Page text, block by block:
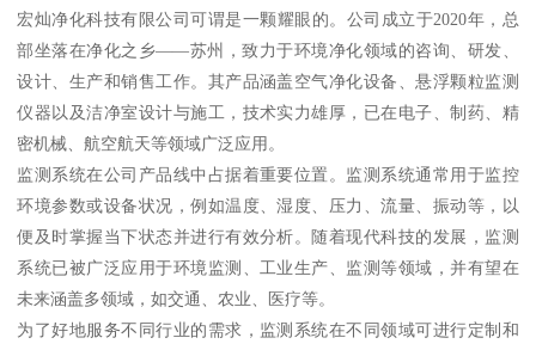
宏灿净化科技有限公司可谓是一颗耀眼的。公司成立于2020年，总
部坐落在净化之乡——苏州，致力于环境净化领域的咨询、研发、
设计、生产和销售工作。其产品涵盖空气净化设备、悬浮颗粒监测
仪器以及洁净室设计与施工，技术实力雄厚，已在电子、制药、精
密机械、航空航天等领域广泛应用。
监测系统在公司产品线中占据着重要位置。监测系统通常用于监控
环境参数或设备状况，例如温度、湿度、压力、流量、振动等，以
便及时掌握当下状态并进行有效分析。随着现代科技的发展，监测
系统已被广泛应用于环境监测、工业生产、监测等领域，并有望在
未来涵盖多领域，如交通、农业、医疗等。
为了好地服务不同行业的需求，监测系统在不同领域可进行定制和